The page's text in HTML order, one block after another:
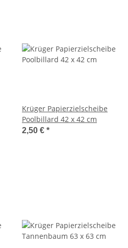
Krüger Papierzielscheibe
Poolbillard 42 x 42 cm
2,50 € *